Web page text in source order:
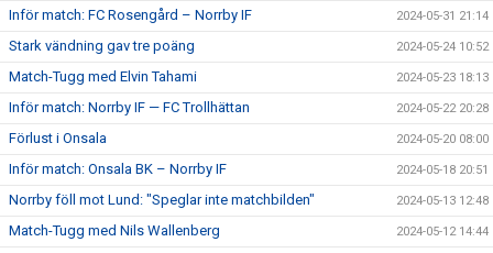
Inför match: FC Rosengård – Norrby IF 2024-05-31 21:14
Stark vändning gav tre poäng 2024-05-24 10:52
Match-Tugg med Elvin Tahami 2024-05-23 18:13
Inför match: Norrby IF — FC Trollhättan 2024-05-22 20:28
Förlust i Onsala 2024-05-20 08:00
Inför match: Onsala BK – Norrby IF 2024-05-18 20:51
Norrby föll mot Lund: "Speglar inte matchbilden" 2024-05-13 12:48
Match-Tugg med Nils Wallenberg 2024-05-12 14:44